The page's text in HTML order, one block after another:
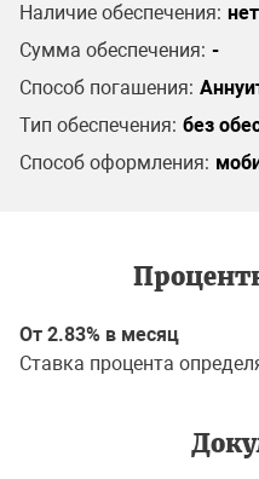
Наличие обеспечения: нет
Сумма обеспечения: -
Способ погашения:
Тип обеспечения: без
Способ оформления:
От 2.83% в месяц
Ставка процента